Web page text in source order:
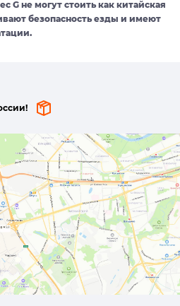
G не могут стоить как китайская
безопасность езды и имеют